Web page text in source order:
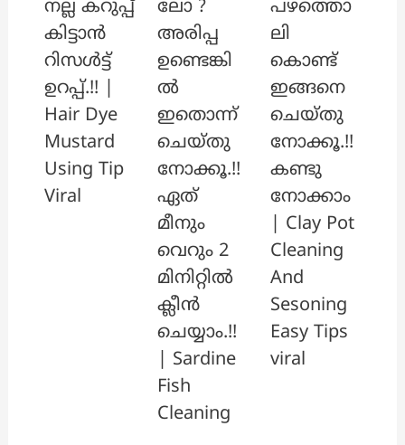
നല്ല കറുപ്പ്
കിട്ടാൻ
റിസൾട്ട്
ഉറപ്പ്.!! |
Hair Dye
Mustard
Using Tip
Viral
ലോ ?
അരിപ്പ
ഉണ്ടെങ്കി
ൽ
ഇതൊന്ന്
ചെയ്തു
നോക്കൂ.!!
ഏത്
മീനും
വെറും 2
മിനിറ്റിൽ
ക്ലീൻ
ചെയ്യാം.!!
| Sardine
Fish
Cleaning
പഴത്തൊ
ലി
കൊണ്ട്
ഇങ്ങനെ
ചെയ്തു
നോക്കൂ.!!
കണ്ടു
നോക്കാം
| Clay Pot
Cleaning
And
Sesoning
Easy Tips
viral